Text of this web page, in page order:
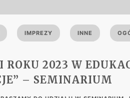
IMPREZY INNE
ROKU 2023 W
– SEMINARIUM